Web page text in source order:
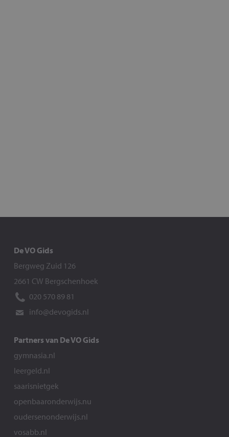
De VO Gids
Bergweg Zuid 126
2661 CW Bergschenhoek
020 570 89 81
info@devogids.nl
Partners van De VO Gids
gymnasia.nl
leergeld.nl
saarisnietgek
openbaaronderwijs.nu
oudersenonderwijs.nl
vosabb.nl